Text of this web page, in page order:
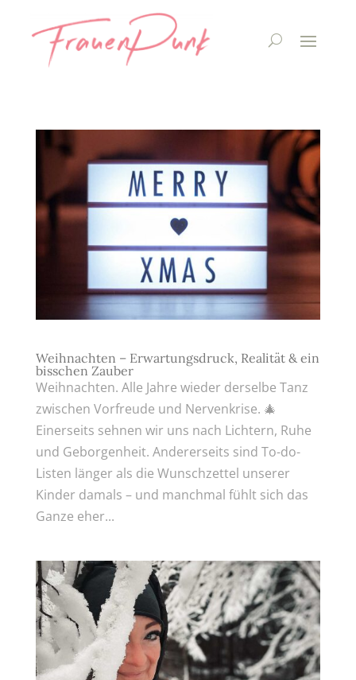
Weihnachten – Erwartungsdruck, Realität & ein
bisschen Zauber
Weihnachten. Alle Jahre wieder derselbe Tanz
zwischen Vorfreude und Nervenkrise. 🎄
Einerseits sehnen wir uns nach Lichtern, Ruhe
und Geborgenheit. Andererseits sind To-do-
Listen länger als die Wunschzettel unserer
Kinder damals – und manchmal fühlt sich das
Ganze eher...